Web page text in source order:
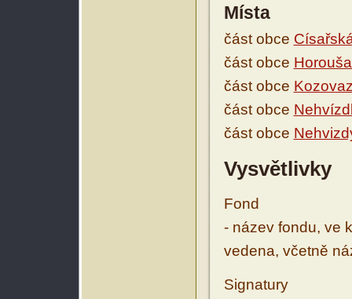
Místa
část obce
část obce
část obce
část obce
část obce
Vysvětlivky
Fond
- název fondu, ve
vedena, včetně
Signatury